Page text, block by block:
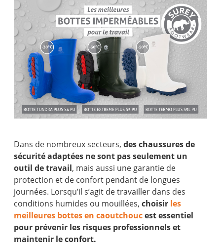
Dans de nombreux secteurs,des chaussures de
sécurité adaptées ne sont pas seulement un
outil de travail, mais aussi une garantie de
protection et de confort pendant de longues
journées. Lorsqu’il s’agit de travailler dans des
conditions humides ou mouillées,choisir les
meilleures bottes en caoutchoucest essentiel
pour prévenir les risques professionnels et
maintenir le confort.